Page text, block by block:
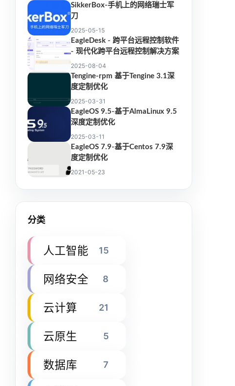
SikkerBox-手机上的网络瑞士军
刀
2025-05-15
EagleDesk - 跨平台远程控制软件
- 现代化跨平台远程控制解决方案
2025-08-04
Tengine-rpm 基于Tengine 3.1深
度定制优化
2025-03-31
EagleOS 9.5-基于AlmaLinux 9.5
深度定制优化
2025-03-11
EagleOS 7.9-基于Centos 7.9深
度定制优化
2021-05-23
分类
人工智能 15
网络安全 8
云计算 21
云原生 5
数据库 7